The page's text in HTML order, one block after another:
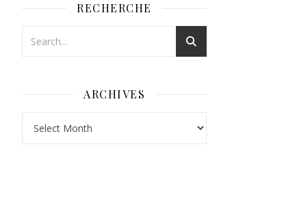
RECHERCHE
ARCHIVES